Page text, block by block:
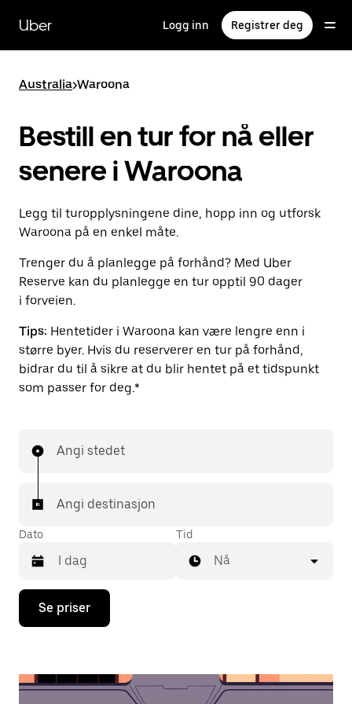
hovedinnholdet
Uber Logg inn Registrer deg
Australia>Waroona
Bestill en tur for nå eller
senere i Waroona
Legg til turopplysningene dine, hopp inn og utforsk
Waroona på en enkel måte.
Trenger du å planlegge på forhånd? Med Uber
Reserve kan du planlegge en tur opptil 90 dager
i forveien.
Tips: Hentetider i Waroona kan være lengre enn i
større byer. Hvis du reserverer en tur på forhånd,
bidrar du til å sikre at du blir hentet på et tidspunkt
som passer for deg.*
Angi stedet
Angi destinasjon
Dato
Trykk
piltast
åpne
Tid
Nå
Se priser